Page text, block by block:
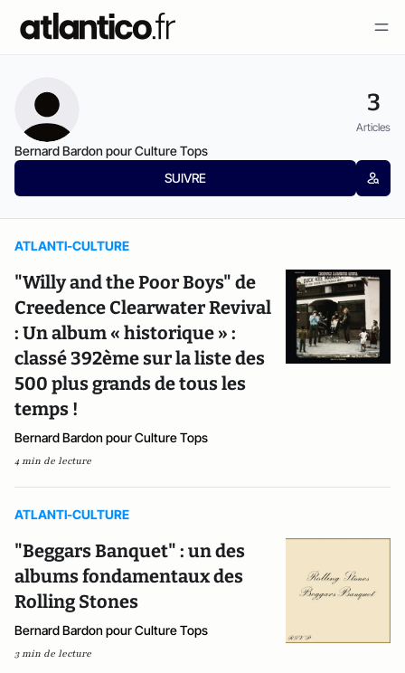
3
Articles
Bernard Bardon pour Culture Tops
SUIVRE
ATLANTI-CULTURE
"Willy and the Poor Boys" de
Creedence Clearwater Revival
: Un album « historique » :
classé 392ème sur la liste des
500 plus grands de tous les
temps !
Bernard Bardon pour Culture Tops
4 min de lecture
ATLANTI-CULTURE
"Beggars Banquet" : un des
albums fondamentaux des
Rolling Stones
Bernard Bardon pour Culture Tops
3 min de lecture